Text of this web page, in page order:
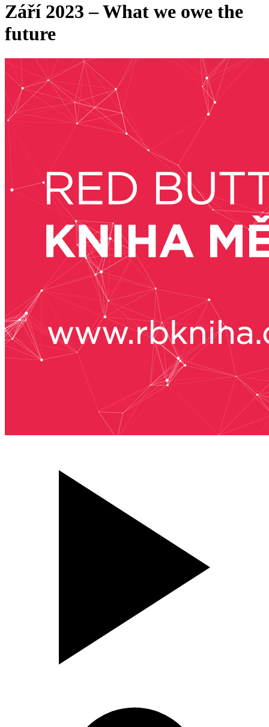
Září 2023 – What we owe the
future